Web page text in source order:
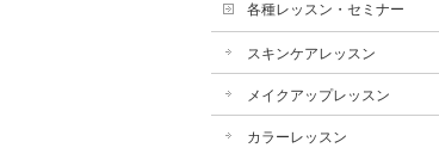
各種レッスン・セミナー
スキンケアレッスン
メイクアップレッスン
カラーレッスン